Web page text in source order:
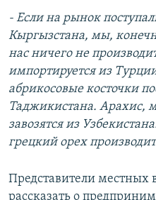
- Если на рынок
Кыргызстана, мы,
нас ничего не
импортируется из
абрикосовые косточки
Таджикистана.
завозятся из
грецкий орех
Представители местных
рассказать о